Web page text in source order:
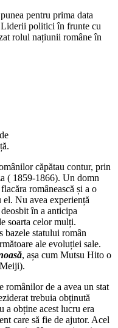
pentru prima data
politici în frunte cu
rolul națiunii române în
căpătau contur, prin
( 1859-1866). Un domn
românească și a o
Nu avea experiență
în a anticipa
soarta celor mulți.
bazele statului român
ale evoluției sale.
, așa cum Mutsu Hito o
românilor de a avea un stat
trebuia obținută
a obține acest lucru era
care să fie de ajutor. Acel